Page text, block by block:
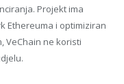
Projekt ima
Ethereuma i optimiziran
VeChain ne koristi